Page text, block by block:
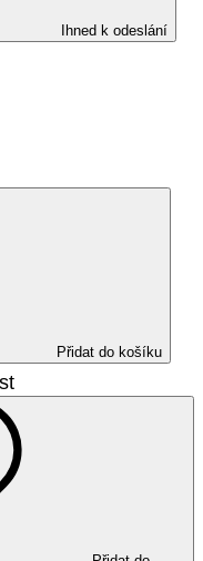
Ihned k odeslání
Přidat do košíku